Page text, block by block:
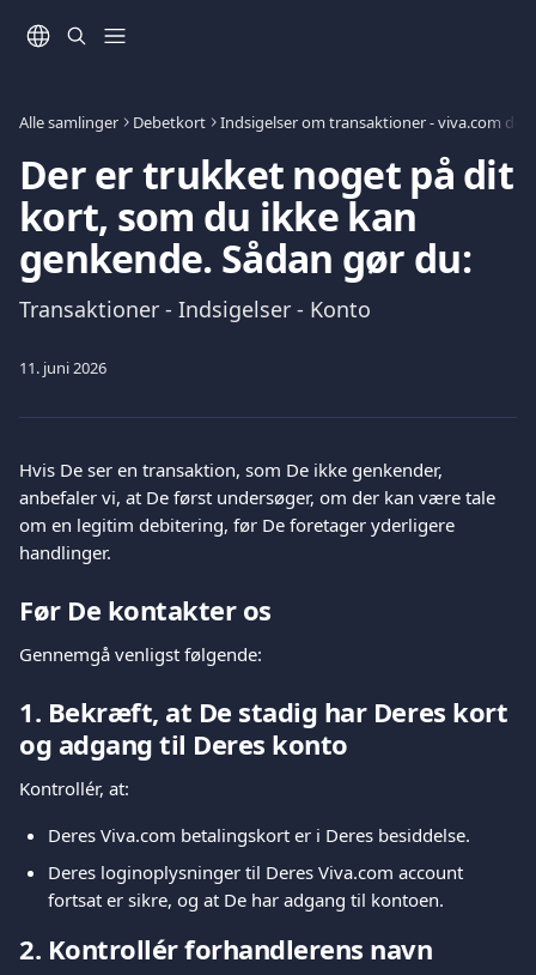
Alle samlinger Debetkort Indsigelser om transaktioner - viva.com
Der er trukket noget på dit
kort, som du ikke kan
genkende. Sådan gør du:
Transaktioner - Indsigelser - Konto
11. juni 2026
Hvis De ser en transaktion, som De ikke genkender,
anbefaler vi, at De først undersøger, om der kan være tale
om en legitim debitering, før De foretager yderligere
handlinger.
Før De kontakter os
Gennemgå venligst følgende:
1. Bekræft, at De stadig har Deres kort
og adgang til Deres konto
Kontrollér, at:
Deres Viva.com betalingskort er i Deres besiddelse.
Deres loginoplysninger til Deres Viva.com account
fortsat er sikre, og at De har adgang til kontoen.
2. Kontrollér forhandlerens navn